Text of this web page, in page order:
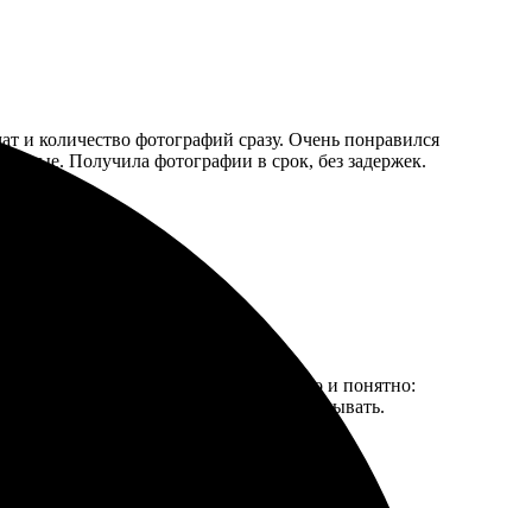
и количество фотографий сразу. Очень понравился
Получила фотографии в срок, без задержек.
и удобный сайт. Всё просто и понятно:
радуют глаз, и я снова планирую заказывать.